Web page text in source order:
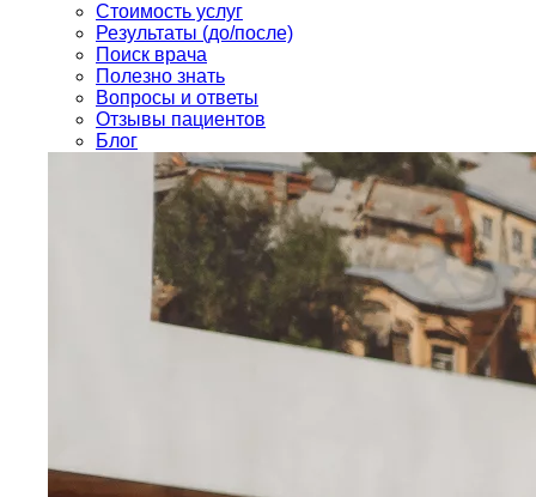
Стоимость услуг
Результаты (до/после)
Поиск врача
Полезно знать
Вопросы и ответы
Отзывы пациентов
Блог